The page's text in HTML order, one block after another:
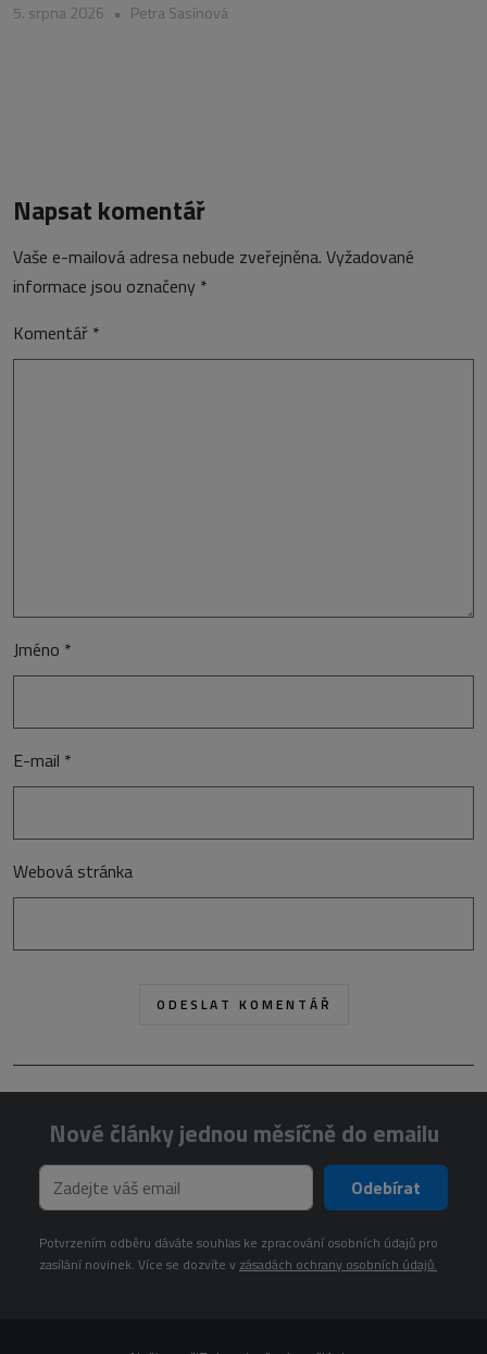
5. srpna 2026 • Petra Sasínová
Napsat komentář
Vaše e-mailová adresa nebude zveřejněna. Vyžadované
informace jsou označeny *
Komentář *
Jméno *
E-mail *
Webová stránka
Nové články jednou měsíčně do emailu
Odebírat
Potvrzením odběru dáváte souhlas ke zpracování osobních údajů pro
zasílání novinek. Více se dozvíte v zásadách ochrany osobních údajů.